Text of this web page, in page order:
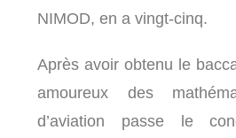
NIMOD, en a vingt-cinq.
Après avoir obtenu le
amoureux des
d’aviation passe le